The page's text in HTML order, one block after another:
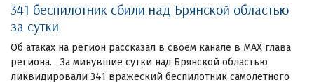
341 беспилотник сбили над Брянской областью
за сутки
Об атаках на регион рассказал в своем канале в МАХ глава
региона. За минувшие сутки над Брянской областью
ликвидировали 341 вражеский беспилотник самолетного